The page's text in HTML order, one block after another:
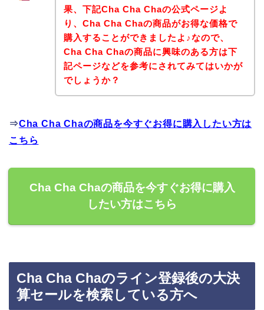
果、下記Cha Cha Chaの公式ページよ
り、Cha Cha Chaの商品がお得な価格で
購入することができましたよ♪なので、
Cha Cha Chaの商品に興味のある方は下
記ページなどを参考にされてみてはいかが
でしょうか？
⇒Cha Cha Chaの商品を今すぐお得に購入したい方は
こちら
Cha Cha Chaの商品を今すぐお得に購入
したい方はこちら
Cha Cha Chaのライン登録後の大決
算セールを検索している方へ